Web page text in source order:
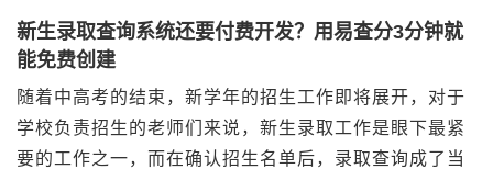
新生录取查询系统还要付费开发？用易查分3分钟就
能免费创建
随着中高考的结束，新学年的招生工作即将展开，对于
学校负责招生的老师们来说，新生录取工作是眼下最紧
要的工作之一，而在确认招生名单后，录取查询成了当